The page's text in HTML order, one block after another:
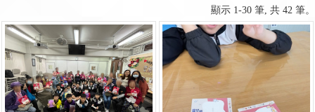
顯示 1-30 筆, 共 42 筆。